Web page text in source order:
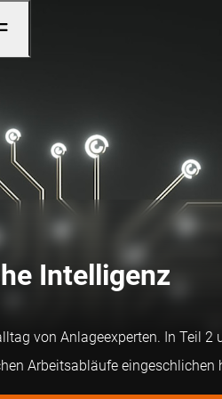
Intelligenz
von Anlageexperten. In Teil 2
Arbeitsabläufe eingeschlichen